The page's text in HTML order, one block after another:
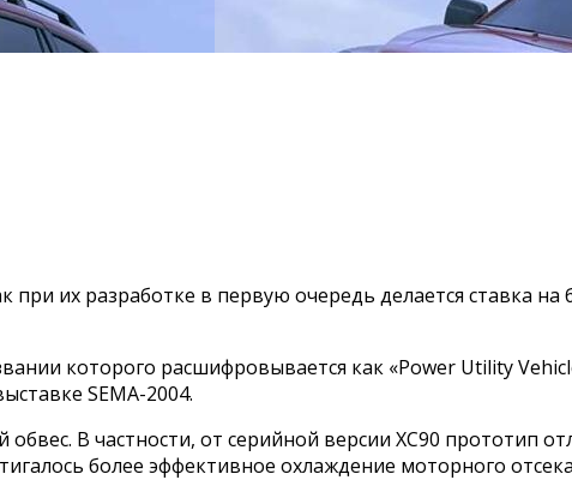
их разработке в первую очередь делается ставка на
которого расшифровывается как «Power Utility
SEMA-2004.
В частности, от серийной версии XC90 прототип
более эффективное охлаждение моторного